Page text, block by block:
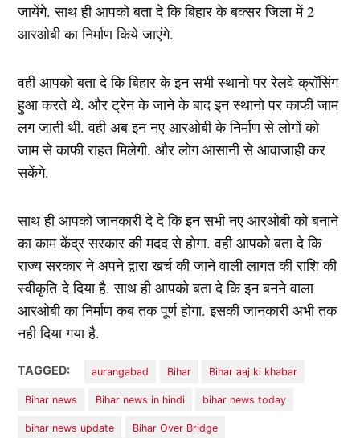
जायेंगे. साथ ही आपको बता दे कि बिहार के बक्सर जिला में 2
आरओबी का निर्माण किये जाएंगे.
वही आपको बता दे कि बिहार के इन सभी स्थानो पर रेलवे क्रॉसिंग
हुआ करते थे. और ट्रेन के जाने के बाद इन स्थानो पर काफी जाम
लग जाती थी. वही अब इन नए आरओबी के निर्माण से लोगों को
जाम से काफी राहत मिलेगी. और लोग आसानी से आवाजाही कर
सकेंगे.
साथ ही आपको जानकारी दे दे कि इन सभी नए आरओबी को बनाने
का काम केंद्र सरकार की मदद से होगा. वही आपको बता दे कि
राज्य सरकार ने अपने द्वारा खर्च की जाने वाली लागत की राशि की
स्वीकृति दे दिया है. साथ ही आपको बता दे कि इन बनने वाला
आरओबी का निर्माण कब तक पूर्ण होगा. इसकी जानकारी अभी तक
नही दिया गया है.
TAGGED: aurangabad Bihar Bihar aaj ki khabar
Bihar news Bihar news in hindi bihar news today
bihar news update Bihar Over Bridge